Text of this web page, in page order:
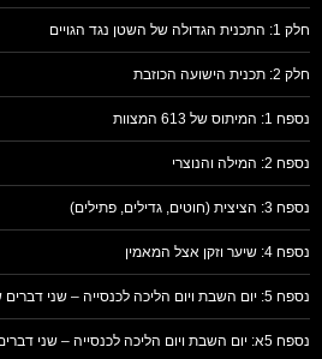
חלק 1: התכנית הגדולה של השטן נגד הגויים
חלק 2: תכנית הישועה הכוזבת
נספח 1: המיתוס של 613 המצוות
נספח 2: המילה והנוצרי
נספח 3: הציצית (חוטים, גדילים, פתילים)
נספח 4: שיער וזקן אצל המאמין
נספח 5: יום השבת ויום הליכה לכנסייה – שני דברים שונים
נספח 5א: יום השבת ויום הליכה לכנסייה – שני דברים שונים